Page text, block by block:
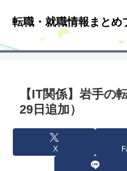
転職・就職情報まとめ
【IT関係】岩手の
29日追加）
X